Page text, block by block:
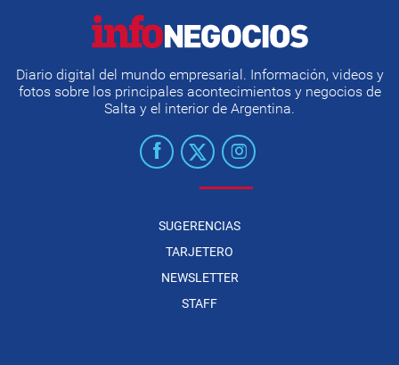
Diario digital del mundo empresarial. Información, videos y
fotos sobre los principales acontecimientos y negocios de
Salta y el interior de Argentina.
SUGERENCIAS
TARJETERO
NEWSLETTER
STAFF